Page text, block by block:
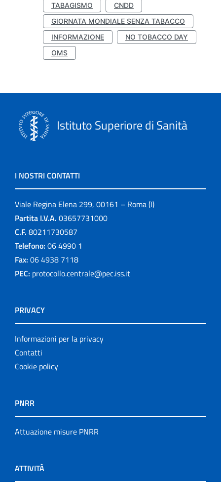
TABAGISMO
CNDD
GIORNATA MONDIALE SENZA TABACCO
INFORMAZIONE
NO TOBACCO DAY
OMS
Istituto Superiore di Sanità
I NOSTRI CONTATTI
Viale Regina Elena 299, 00161 – Roma (I)
Partita I.V.A. 03657731000
C.F. 80211730587
Telefono: 06 4990 1
Fax: 06 4938 7118
PEC: protocollo.centrale@pec.iss.it
PRIVACY
Informazioni per la privacy
Contatti
Cookie policy
PNRR
Attuazione misure PNRR
ATTIVITÀ